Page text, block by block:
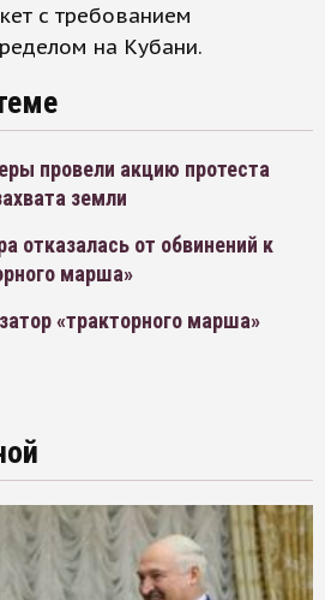
с требованием
на Кубани.
провели акцию протеста
земли
отказалась от обвинений к
марша»
«тракторного марша»